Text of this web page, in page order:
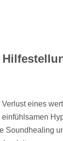
eines
Soundhealing